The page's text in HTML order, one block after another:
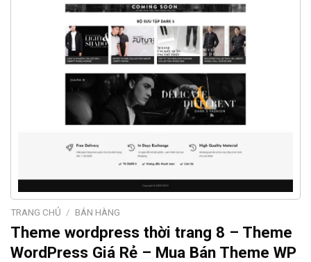
TRANG CHỦ / BÁN HÀNG
Theme wordpress thời trang 8 – Theme
WordPress Giá Rẻ – Mua Bán Theme WP